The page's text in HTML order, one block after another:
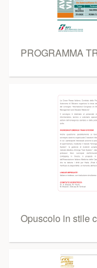
PROGRAMMA
Opuscolo in stile